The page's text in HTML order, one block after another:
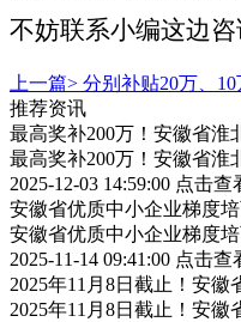
不妨联系小编这边咨
上一篇> 分别补贴20万、
推荐资讯
最高奖补200万！安徽省淮
最高奖补200万！安徽省淮
2025-12-03 14:59:00 点击查
安徽省优质中小企业梯度
安徽省优质中小企业梯度
2025-11-14 09:41:00 点击查
2025年11月8日截止！安
2025年11月8日截止！安